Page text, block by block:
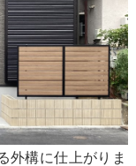
外構に仕上がりま